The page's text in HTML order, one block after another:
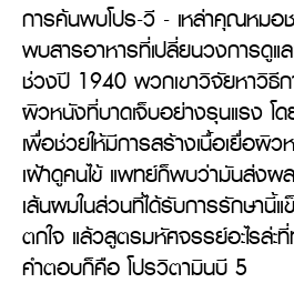
การค้นพบโปร-วี - เหล่าคุณหมอ
พบสารอาหารที่เปลี่ยนวงการดูแ
ช่วงปี 1940 พวกเขาวิจัยหาวิธีก
ผิวหนังที่บาดเจ็บอย่างรุนแรง
เพื่อช่วยให้มีการสร้างเนื้อเยื่อผิ
เฝ้าดูคนไข้ แพทย์ก็พบว่ามันส่ง
เส้นผมในส่วนที่ได้รับการรักษานี้แ
ตกใจ แล้วสูตรมหัศจรรย์อะไรล่ะ
คำตอบก็คือ โปรวิตามินบี 5